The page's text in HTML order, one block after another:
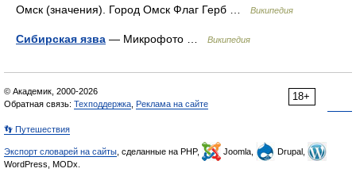
Омск (значения). Город Омск Флаг Герб …
Википедия
Сибирская язва — Микрофото … Википедия
18+
© Академик, 2000-2026
Обратная связь: Техподдержка Реклама на сайте
👣 Путешествия
Экспорт словарей на сайты , сделанные на PHP, Joomla,
Drupal,
WordPress, MODx.